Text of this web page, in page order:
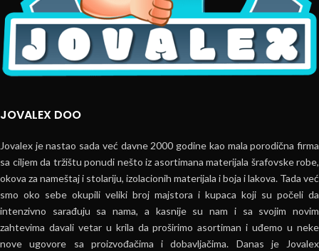
JOVALEX DOO
Jovalex je nastao sada već davne 2000 godine kao mala porodična firma
sa ciljem da tržištu ponudi nešto iz asortimana materijala šrafovske robe,
okova za nameštaj i stolariju, izolacionih materijala i boja i lakova. Tada već
smo oko sebe okupili veliki broj majstora i kupaca koji su počeli da
intenzivno sarađuju sa nama, a kasnije su nam i sa svojim novim
zahtevima davali vetar u krila da proširimo asortiman i uđemo u neke
nove ugovore sa proizvođačima i dobavljačima. Danas je Jovalex